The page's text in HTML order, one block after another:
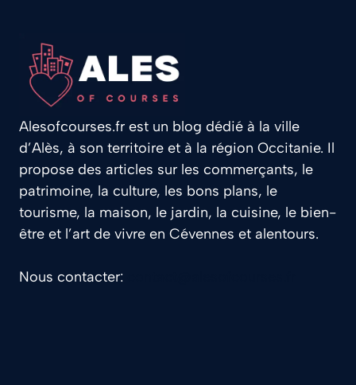
Alesofcourses.fr est un blog dédié à la ville
d’Alès, à son territoire et à la région Occitanie. Il
propose des articles sur les commerçants, le
patrimoine, la culture, les bons plans, le
tourisme, la maison, le jardin, la cuisine, le bien-
être et l’art de vivre en Cévennes et alentours.
Nous contacter: